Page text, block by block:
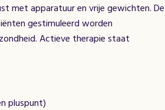
met apparatuur en vrije gewichten. De
gestimuleerd worden
Actieve therapie staat
pluspunt)